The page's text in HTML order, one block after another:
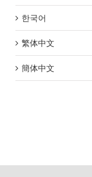
한국어
繁体中文
簡体中文